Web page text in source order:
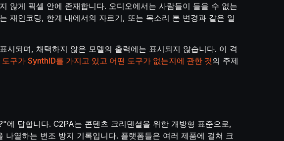
않게 픽셀 안에 존재합니다. 오디오에서는 사람들이 들을 수 없는
재인코딩, 한계 내에서의 자르기, 또는 목소리 톤 변경과 같은 일
되며, 채택하지 않은 모델의 출력에는 표시되지 않습니다. 이 격
구가 SynthID를 가지고 있고 어떤 도구가 없는지에 관한 것의 주제
답합니다. C2PA는 콘텐츠 크리덴셜을 위한 개방형 표준으로,
열하는 변조 방지 기록입니다. 플랫폼들은 여러 제품에 걸쳐 크